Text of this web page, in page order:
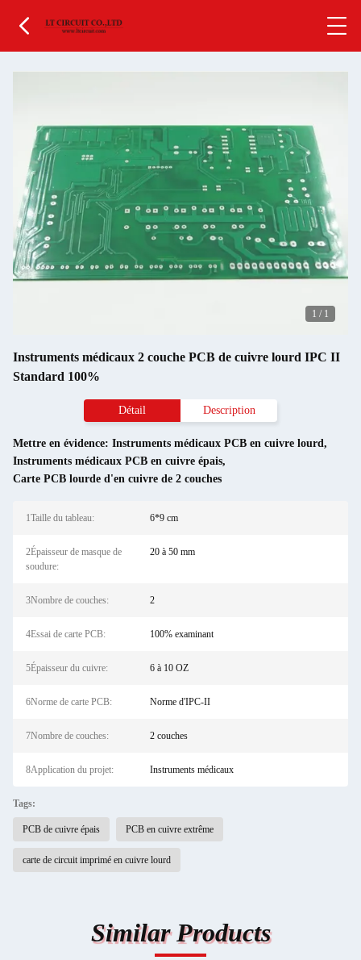
1 / 1
Instruments médicaux 2 couche PCB de cuivre lourd IPC II
Standard 100%
Détail Description
Mettre en évidence: Instruments médicaux PCB en cuivre lourd,
Instruments médicaux PCB en cuivre épais,
Carte PCB lourde d'en cuivre de 2 couches
1Taille du tableau: 6*9 cm
2Épaisseur de masque de
soudure:
20 à 50 mm
3Nombre de couches: 2
4Essai de carte PCB: 100% examinant
5Épaisseur du cuivre: 6 à 10 OZ
6Norme de carte PCB: Norme d'IPC-II
7Nombre de couches: 2 couches
8Application du projet: Instruments médicaux
Tags:
PCB de cuivre épais PCB en cuivre extrême
carte de circuit imprimé en cuivre lourd
Similar Products